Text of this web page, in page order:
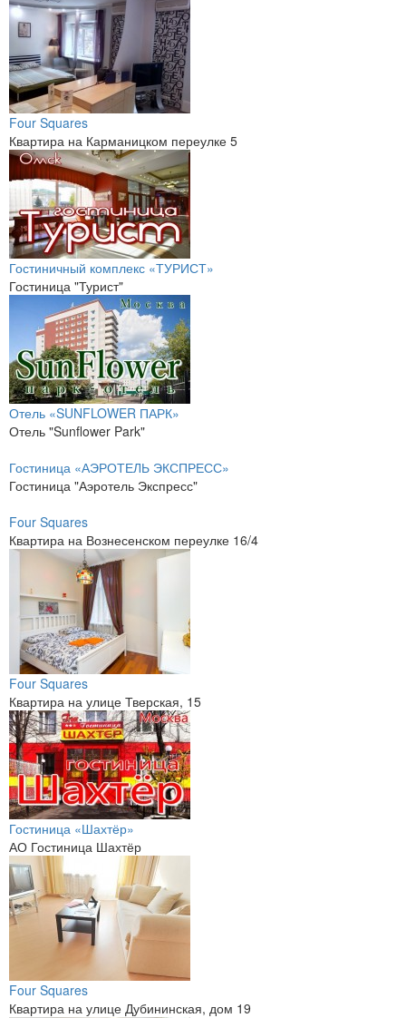
Four Squares
Квартира на Карманицком переулке 5
Гостиничный комплекс «ТУРИСТ»
Гостиница "Турист"
Отель «SUNFLOWER ПАРК»
Отель "Sunflower Park"
Гостиница «АЭРОТЕЛЬ ЭКСПРЕСС»
Гостиница "Аэротель Экспресс"
Four Squares
Квартира на Вознесенском переулке 16/4
Four Squares
Квартира на улице Тверская, 15
Гостиница «Шахтёр»
АО Гостиница Шахтёр
Four Squares
Квартира на улице Дубининская, дом 19